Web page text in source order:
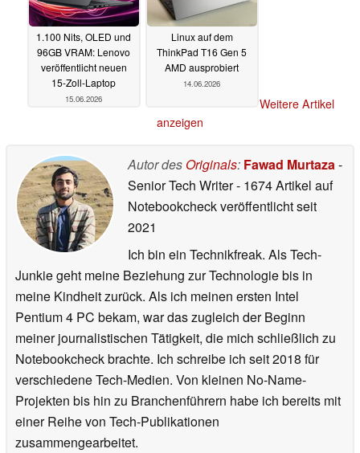
1.100 Nits, OLED und
96GB VRAM: Lenovo
veröffentlicht neuen
15-Zoll-Laptop
15.06.2026
Linux auf dem
ThinkPad T16 Gen 5
AMD ausprobiert
14.06.2026
Weitere Artikel
anzeigen
Autor des Originals: Fawad Murtaza-
Senior Tech Writer- 1674 Artikel auf
Notebookcheck veröffentlichtseit
2021
Ich bin ein Technikfreak. Als Tech-
Junkie geht meine Beziehung zur Technologie bis in
meine Kindheit zurück. Als ich meinen ersten Intel
Pentium 4 PC bekam, war das zugleich der Beginn
meiner journalistischen Tätigkeit, die mich schließlich zu
Notebookcheck brachte. Ich schreibe ich seit 2018 für
verschiedene Tech-Medien. Von kleinen No-Name-
Projekten bis hin zu Branchenführern habe ich bereits mit
einer Reihe von Tech-Publikationen
zusammengearbeitet.